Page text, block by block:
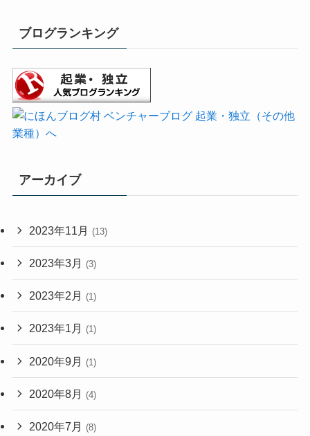
ブログランキング
アーカイブ
2023年11月 (13)
2023年3月 (3)
2023年2月 (1)
2023年1月 (1)
2020年9月 (1)
2020年8月 (4)
2020年7月 (8)